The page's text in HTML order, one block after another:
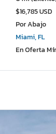
$16,785 USD
Por Abajo
Miami, FL
En Oferta